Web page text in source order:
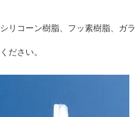
リコーン樹脂、フッ素樹脂、ガラ
ださい。